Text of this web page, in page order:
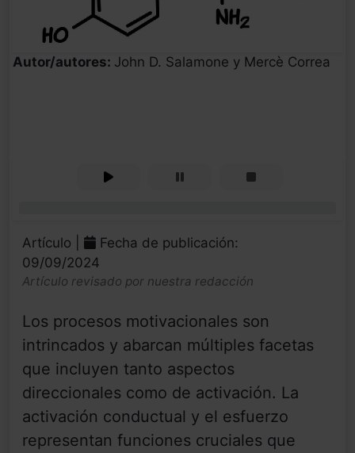
Autor/autores: John D. Salamone y Mercè Correa
Artículo |
Fecha de publicación:
09/09/2024
Artículo revisado por nuestra redacción
Los procesos motivacionales son
intrincados y abarcan múltiples facetas
que incluyen tanto aspectos
direccionales como de activación. La
activación conductual y el esfuerzo
representan funciones cruciales que